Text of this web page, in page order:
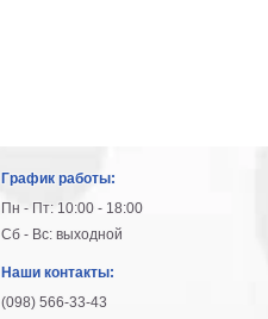
График работы:
Пн - Пт: 10:00 - 18:00
Сб - Вс: выходной
Наши контакты:
(098) 566-33-43